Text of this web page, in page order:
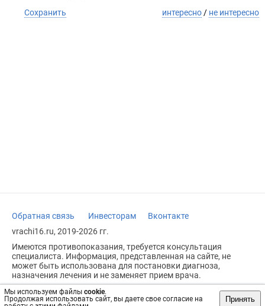
Мы используем файлы cookie.
Продолжая использовать сайт, вы даете свое согласие на
Принять
Сохранить интересно / не интересно
Обратная связь Инвесторам
Вконтакте
vrachi16.ru, 2019-2026 гг.
Имеются противопоказания, требуется консультация
специалиста. Информация, представленная на сайте, не
может быть использована для постановки диагноза,
назначения лечения и не заменяет прием врача.
Возрастное ограничение: 18+